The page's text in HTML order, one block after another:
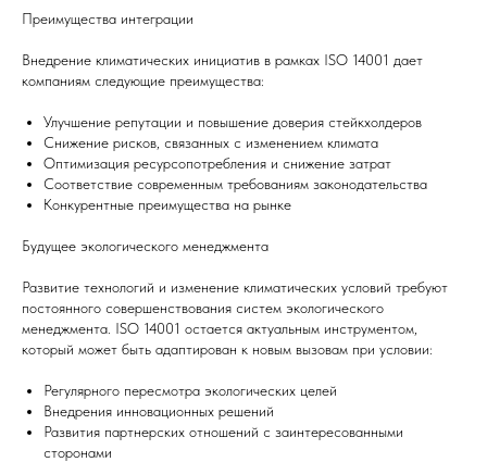
Преимущества интеграции
Внедрение климатических инициатив в рамках ISO 14001 дает
компаниям следующие преимущества:
Улучшение репутации и повышение доверия стейкхолдеров
Снижение рисков, связанных с изменением климата
Оптимизация ресурсопотребления и снижение затрат
Соответствие современным требованиям законодательства
Конкурентные преимущества на рынке
Будущее экологического менеджмента
Развитие технологий и изменение климатических условий требуют
постоянного совершенствования систем экологического
менеджмента. ISO 14001 остается актуальным инструментом,
который может быть адаптирован к новым вызовам при условии:
Регулярного пересмотра экологических целей
Внедрения инновационных решений
Развития партнерских отношений с заинтересованными
сторонами